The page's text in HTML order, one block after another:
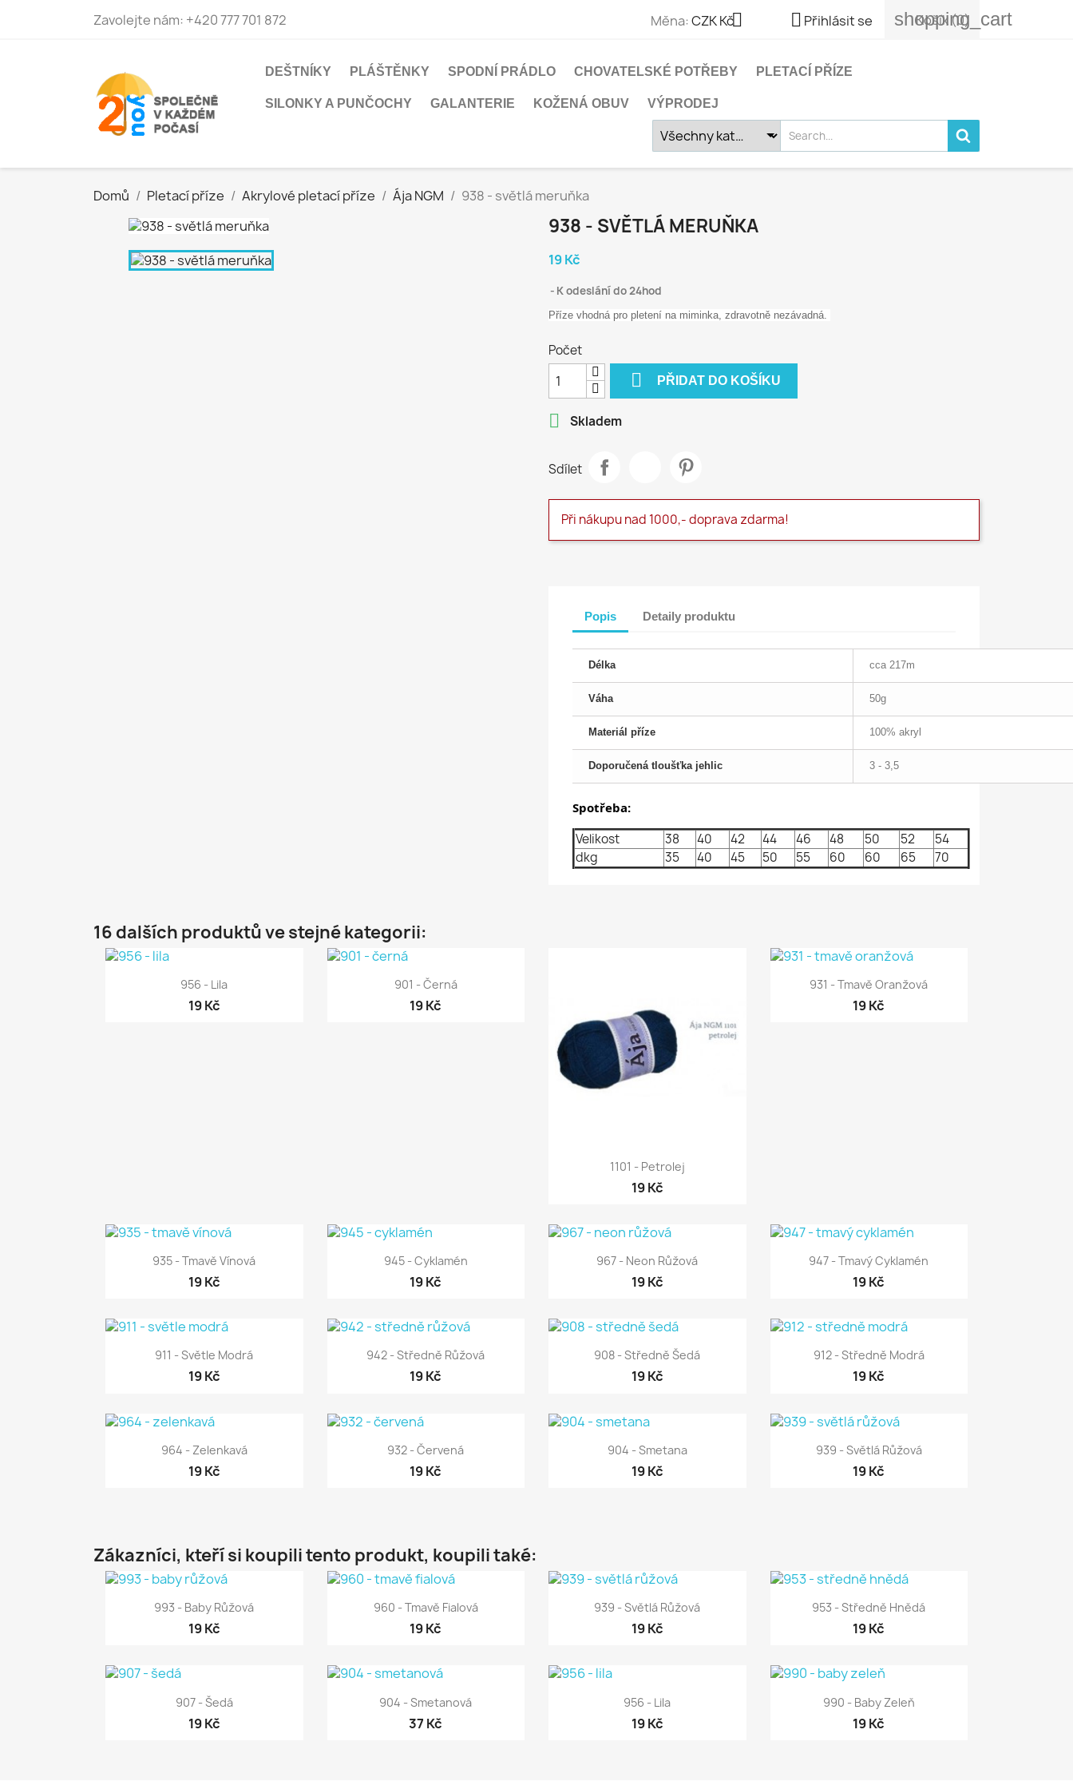
Zavolejte nám: +420 777 701 872 Měna:CZK Kč  Přihlásit se shopping_cart
Košík(0)
DEŠTNÍKY PLÁŠTĚNKY SPODNÍ PRÁDLO CHOVATELSKÉ POTŘEBY PLETACÍ PŘÍZE
SILONKY A PUNČOCHY GALANTERIE KOŽENÁ OBUV VÝPRODEJ
Domů Pletací příze Akrylové pletací příze Ája NGM 938 - světlá meruňka
938 - SVĚTLÁ MERUŇKA
19 Kč
K odeslání do 24hod
Příze vhodná pro pletení na miminka, zdravotně nezávadná.
Počet
 PŘIDAT DO KOŠÍKU
 Skladem
Sdílet
Při nákupu nad 1000,- doprava zdarma!
Popis Detaily produktu
Délka cca 217m
Váha 50g
Materiál příze 100% akryl
Doporučená tloušťka jehlic 3 - 3,5
Spotřeba:
Velikost 38 40 42 44 46 48 50 52
54
dkg
35 40 45 50 55 60 60 65 70
16 dalších produktů ve stejné kategorii:
Rychlý náhled
956 - Lila
19 Kč
Rychlý náhled
901 - Černá
19 Kč
Rychlý náhled
1101 - Petrolej
19 Kč
 Rychlý náhled
931 - Tmavě Oranžová
19 Kč
 Rychlý náhled
935 - Tmavě Vínová
19 Kč
 Rychlý náhled
945 - Cyklamén
19 Kč
 Rychlý náhled
967 - Neon Růžová
19 Kč
 Rychlý náhled
947 - Tmavý Cyklamén
19 Kč
 Rychlý náhled
911 - Světle Modrá
19 Kč
 Rychlý náhled
942 - Středně Růžová
19 Kč
 Rychlý náhled
908 - Středně Šedá
19 Kč
 Rychlý náhled
912 - Středně Modrá
19 Kč
 Rychlý náhled
964 - Zelenkavá
19 Kč
Rychlý náhled
932 - Červená
19 Kč
 Rychlý náhled
904 - Smetana
19 Kč
 Rychlý náhled
939 - Světlá Růžová
19 Kč
Zákazníci, kteří si koupili tento produkt, koupili také:
 Rychlý náhled
993 - Baby Růžová
19 Kč
 Rychlý náhled
960 - Tmavě Fialová
19 Kč
 Rychlý náhled
939 - Světlá Růžová
19 Kč
 Rychlý náhled
953 - Středně Hnědá
19 Kč
Rychlý náhled
907 - Šedá
19 Kč
 Rychlý náhled
904 - Smetanová
37 Kč
Rychlý náhled
956 - Lila
19 Kč
 Rychlý náhled
990 - Baby Zeleň
19 Kč